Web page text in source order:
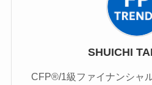
SHUICHI
CFP®/1級ファイナンシャ